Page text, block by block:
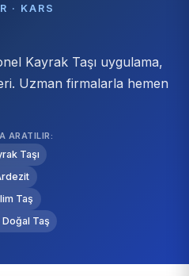
· KARS
Kayrak Taşı uygulama,
Uzman firmalarla hemen
ARATILIR:
Taşı
Taş
Taş